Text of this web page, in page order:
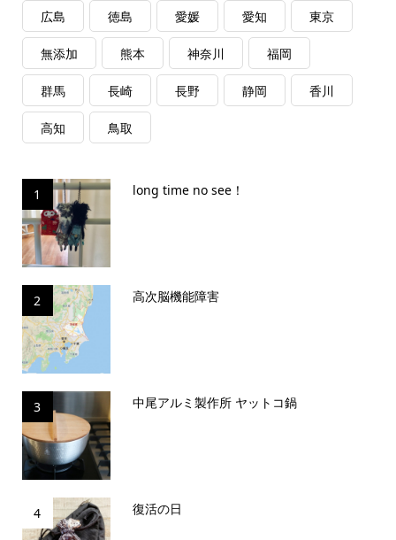
広島 徳島 愛媛 愛知 東京
無添加 熊本 神奈川 福岡
群馬 長崎 長野 静岡 香川
高知 鳥取
1 long time no see！
2 高次脳機能障害
3 中尾アルミ製作所 ヤットコ鍋
4 復活の日